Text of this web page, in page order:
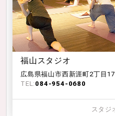
福山スタジオ
広島県福山市西新涯町2丁目
TEL: 084-954-0680
スタジ